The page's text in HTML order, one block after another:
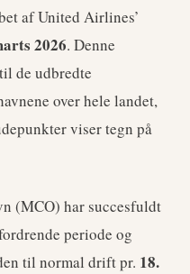
af United Airlines’
2026. Denne
de udbredte
over hele landet,
viser tegn på
(MCO) har succesfuldt
periode og
til normal drift pr. 18.